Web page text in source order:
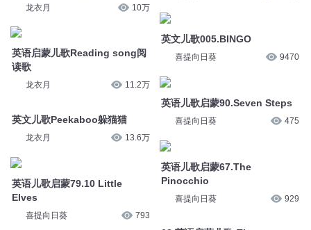
龙衣月 10万
英语启蒙儿歌Reading song阅
读歌
龙衣月 11.2万
英文儿歌Peekaboo躲猫猫
龙衣月 13.6万
英语儿歌启蒙79.10 Little
Elves
喜提向日葵 793
英文儿歌005.BINGO
喜提向日葵 9470
英语儿歌启蒙90.Seven Steps
喜提向日葵 475
英语儿歌启蒙67.The
Pinocchio
喜提向日葵 929